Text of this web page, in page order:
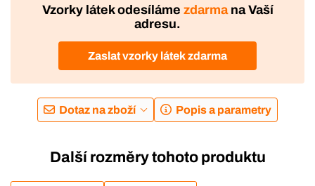
Vzorky látek odesíláme zdarmana Vaší
adresu.
Zaslat vzorky látek zdarma
Dotaz na zboží Popis a parametry
Další rozměry tohoto produktu